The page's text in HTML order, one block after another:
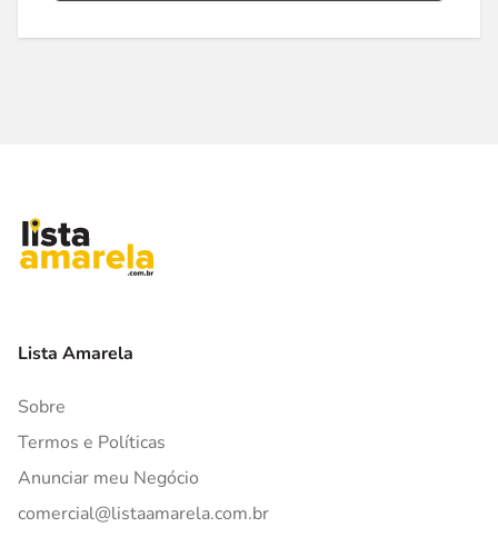
Lista Amarela
Sobre
Termos e Políticas
Anunciar meu Negócio
comercial@listaamarela.com.br